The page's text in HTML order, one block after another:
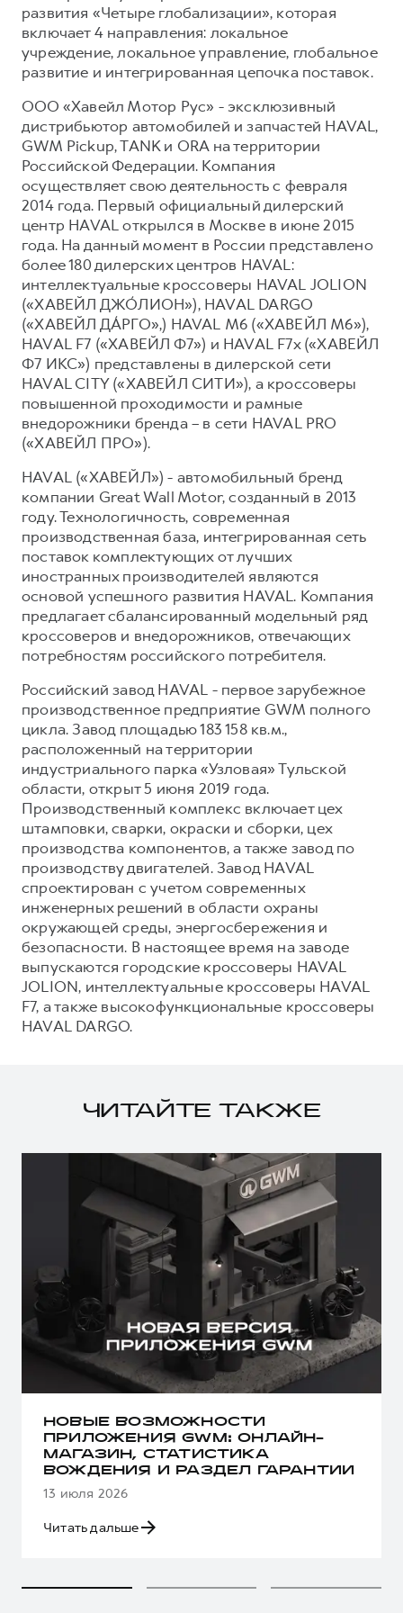
развития «Четыре глобализации», которая
включает 4 направления: локальное
учреждение, локальное управление, глобальное
развитие и интегрированная цепочка поставок.
ООО «Хавейл Мотор Рус» - эксклюзивный
дистрибьютор автомобилей и запчастей HAVAL,
GWM Pickup, TANK и ORA на территории
Российской Федерации. Компания
осуществляет свою деятельность с февраля
2014 года. Первый официальный дилерский
центр HAVAL открылся в Москве в июне 2015
года. На данный момент в России представлено
более 180 дилерских центров HAVAL:
интеллектуальные кроссоверы HAVAL JOLION
(«ХАВЕЙЛ ДЖО́ЛИОН»), HAVAL DARGO
(«ХАВЕЙЛ ДА́РГО»,) HAVAL М6 («ХАВЕЙЛ M6»),
HAVAL F7 («ХАВЕЙЛ Ф7») и HAVAL F7x («ХАВЕЙЛ
Ф7 ИКС») представлены в дилерской сети
HAVAL CITY («ХАВЕЙЛ СИТИ»), а кроссоверы
повышенной проходимости и рамные
внедорожники бренда – в сети HAVAL PRO
(«ХАВЕЙЛ ПРО»).
HAVAL («ХАВЕЙЛ») - автомобильный бренд
компании Great Wall Motor, созданный в 2013
году. Технологичность, современная
производственная база, интегрированная сеть
поставок комплектующих от лучших
иностранных производителей являются
основой успешного развития HAVAL. Компания
предлагает сбалансированный модельный ряд
кроссоверов и внедорожников, отвечающих
потребностям российского потребителя.
Российский завод HAVAL - первое зарубежное
производственное предприятие GWM полного
цикла. Завод площадью 183 158 кв.м.,
расположенный на территории
индустриального парка «Узловая» Тульской
области, открыт 5 июня 2019 года.
Производственный комплекс включает цех
штамповки, сварки, окраски и сборки, цех
производства компонентов, а также завод по
производству двигателей. Завод HAVAL
спроектирован с учетом современных
инженерных решений в области охраны
окружающей среды, энергосбережения и
безопасности. В настоящее время на заводе
выпускаются городские кроссоверы HAVAL
JOLION, интеллектуальные кроссоверы HAVAL
F7, а также высокофункциональные кроссоверы
HAVAL DARGO.
ЧИТАЙТЕ ТАКЖЕ
НОВЫЕ ВОЗМОЖНОСТИ
ПРИЛОЖЕНИЯ GWM: ОНЛАЙН-
МАГАЗИН, СТАТИСТИКА
ВОЖДЕНИЯ И РАЗДЕЛ ГАРАНТИИ
13 июля 2026
Читать дальше